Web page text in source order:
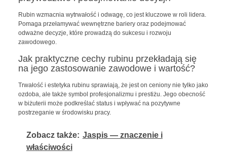
Rubin wzmacnia wytrwałość i odwagę, co jest kluczowe w roli lidera.
Pomaga przełamywać wewnętrzne bariery oraz podejmować
odważne decyzje, które prowadzą do sukcesu i rozwoju
zawodowego.
Jak praktyczne cechy rubinu przekładają się
na jego zastosowanie zawodowe i wartość?
Trwałość i estetyka rubinu sprawiają, że jest on ceniony nie tylko jako
ozdoba, ale także symbol profesjonalizmu i prestiżu. Jego obecność
w biżuterii może podkreślać status i wpływać na pozytywne
postrzeganie w środowisku pracy.
Zobacz także: Jaspis — znaczenie i
właściwości